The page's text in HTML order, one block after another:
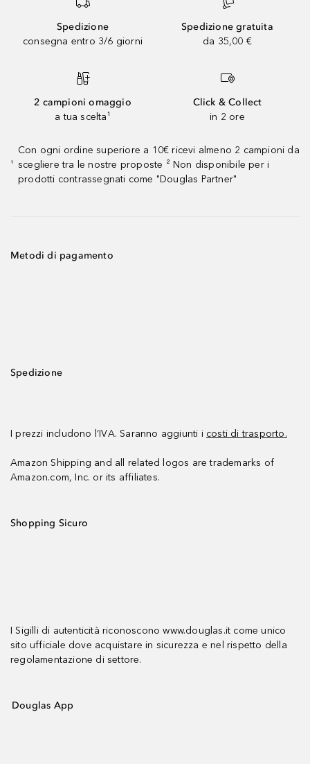
Spedizione
consegna entro 3/6 giorni
Spedizione gratuita
da 35,00 €
2 campioni omaggio
a tua scelta¹
Click & Collect
in 2 ore
¹
Con ogni ordine superiore a 10€ ricevi almeno 2 campioni da
scegliere tra le nostre proposte ² Non disponibile per i
prodotti contrassegnati come "Douglas Partner"
Metodi di pagamento
Spedizione
I prezzi includono l’IVA. Saranno aggiunti i costi di trasporto.
Amazon Shipping and all related logos are trademarks of
Amazon.com, Inc. or its affiliates.
Shopping Sicuro
I Sigilli di autenticità riconoscono www.douglas.it come unico
sito ufficiale dove acquistare in sicurezza e nel rispetto della
regolamentazione di settore.
Douglas App